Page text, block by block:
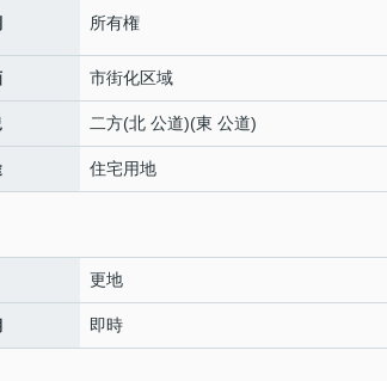
所有権
市街化区域
二方(北 公道)(東 公道)
住宅用地
更地
即時